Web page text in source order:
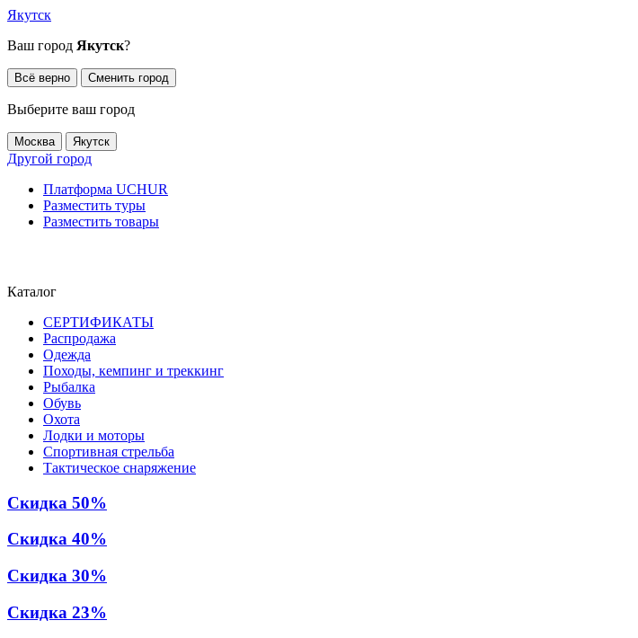
Якутск
Ваш город Якутск?
Всё верно Сменить город
Выберите ваш город
Москва Якутск
Другой город
Платформа UCHUR
Разместить туры
Разместить товары
Каталог
СЕРТИФИКАТЫ
Распродажа
Одежда
Походы, кемпинг и треккинг
Рыбалка
Обувь
Охота
Лодки и моторы
Спортивная стрельба
Тактическое снаряжение
Скидка 50%
Скидка 40%
Скидка 30%
Скидка 23%